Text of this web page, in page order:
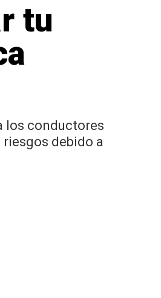
tu
los conductores
debido a